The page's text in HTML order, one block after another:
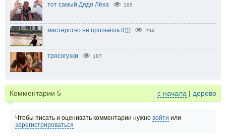
тот самый Дядя Лёха 195
мастерство не пропьёшь 8))) 294
трясогузки 187
Комментарии 5 с начала | дерево
Чтобы писать и оценивать комментарии нужно войти или
зарегистрироваться